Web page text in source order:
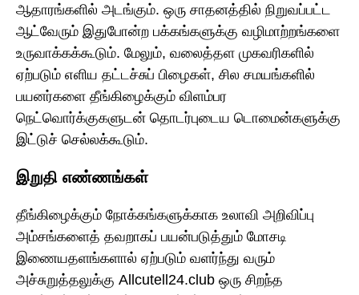
ஆதாரங்களில் அடங்கும். ஒரு சாதனத்தில் நிறுவப்பட்ட
ஆட்வேரும் இதுபோன்ற பக்கங்களுக்கு வழிமாற்றங்களை
உருவாக்கக்கூடும். மேலும், வலைத்தள முகவரிகளில்
ஏற்படும் எளிய தட்டச்சுப் பிழைகள், சில சமயங்களில்
பயனர்களை தீங்கிழைக்கும் விளம்பர
நெட்வொர்க்குகளுடன் தொடர்புடைய டொமைன்களுக்கு
இட்டுச் செல்லக்கூடும்.
இறுதி எண்ணங்கள்
தீங்கிழைக்கும் நோக்கங்களுக்காக உலாவி அறிவிப்பு
அம்சங்களைத் தவறாகப் பயன்படுத்தும் மோசடி
இணையதளங்களால் ஏற்படும் வளர்ந்து வரும்
அச்சுறுத்தலுக்கு Allcutell24.club ஒரு சிறந்த